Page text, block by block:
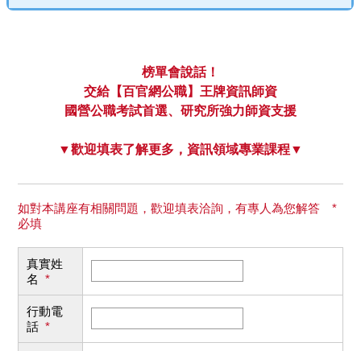
榜單會說話！
交給【百官網公職】王牌資訊師資
國營公職考試首選、研究所強力師資支援
▼歡迎填表了解更多，資訊領域專業課程▼
如對本講座有相關問題，歡迎填表洽詢，有專人為您解答 *
必填
真實姓
名 *
行動電
話 *